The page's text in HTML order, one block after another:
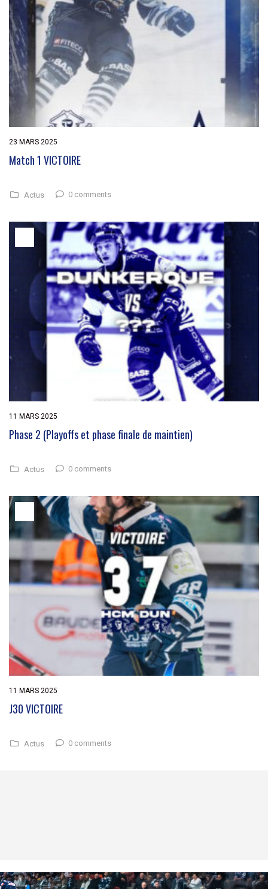
23 MARS 2025
Match 1 VICTOIRE
Actus 0 comments
11 MARS 2025
Phase 2 (Playoffs et phase finale de maintien)
Actus 0 comments
11 MARS 2025
J30 VICTOIRE
Actus 0 comments